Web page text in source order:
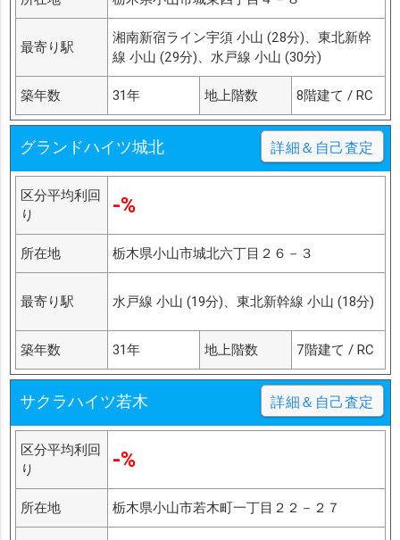
最寄り駅
湘南新宿ライン宇須 小山 (28分)、東北新幹
線 小山 (29分)、水戸線 小山 (30分)
築年数 31年 地上階数 8階建て / RC
グランドハイツ城北 詳細＆自己査定
区分平均利回
り
-%
所在地 栃木県小山市城北六丁目２６－３
最寄り駅 水戸線 小山 (19分)、東北新幹線 小山 (18分)
築年数 31年 地上階数 7階建て / RC
サクラハイツ若木 詳細＆自己査定
区分平均利回
り
-%
所在地 栃木県小山市若木町一丁目２２－２７